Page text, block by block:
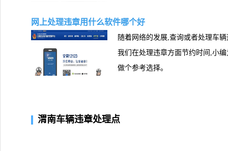
网上处理违章用什么软件哪个好
随着网络的发展,查询或者处理车
我们在处理违章方面节约时间,小
做个参考选择。
渭南车辆违章处理点